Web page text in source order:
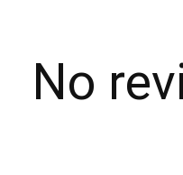
No